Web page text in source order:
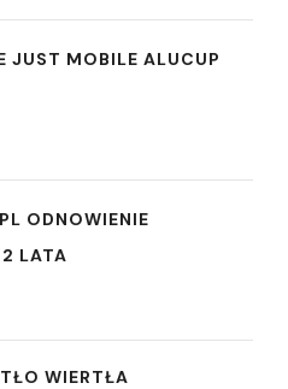
JUST MOBILE ALUCUP
ODNOWIENIE
2 LATA
WIERTŁA